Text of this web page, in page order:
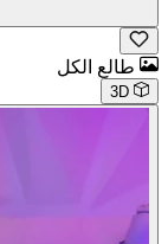
طالع الكل
3D